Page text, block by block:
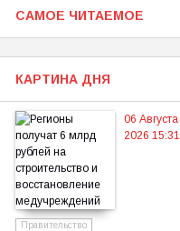
САМОЕ ЧИТАЕМОЕ
КАРТИНА ДНЯ
06 Августа
2026 15:31
Правительство